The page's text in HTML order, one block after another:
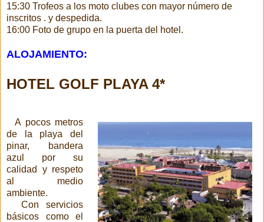
15:30 Trofeos a los moto clubes con mayor número de
inscritos . y despedida.
16:00 Foto de grupo en la puerta del hotel.
ALOJAMIENTO:
HOTEL GOLF PLAYA 4*
A pocos metros
de la playa del
pinar, bandera
azul por su
calidad y respeto
al medio
ambiente.
Con servicios
básicos como el